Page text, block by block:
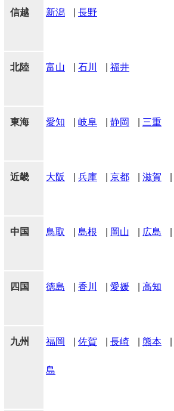
信越 新潟 長野
北陸 富山 石川 福井
東海 愛知 岐阜 静岡 三重
近畿 大阪 兵庫 京都 滋賀
中国 鳥取 島根 岡山 広島
四国 徳島 香川 愛媛 高知
九州 福岡 佐賀 長崎 熊本
島